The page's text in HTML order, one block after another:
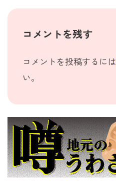
コメントを残す
コメントを投稿するには
い。